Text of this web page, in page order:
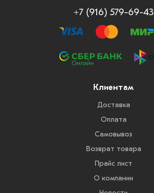
+7 (916) 579-69-43
Клиентам
Доставка
Оплата
Самовывоз
Возврат товара
Прайс лист
О компании